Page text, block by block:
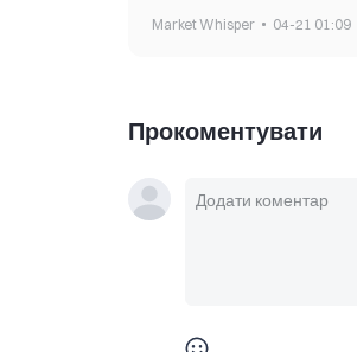
Market Whisper 04-21 01:09
Прокоментувати